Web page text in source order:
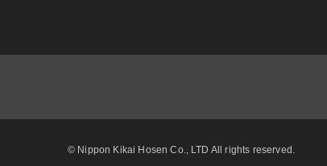
© Nippon Kikai Hosen Co., LTD All rights reserved.